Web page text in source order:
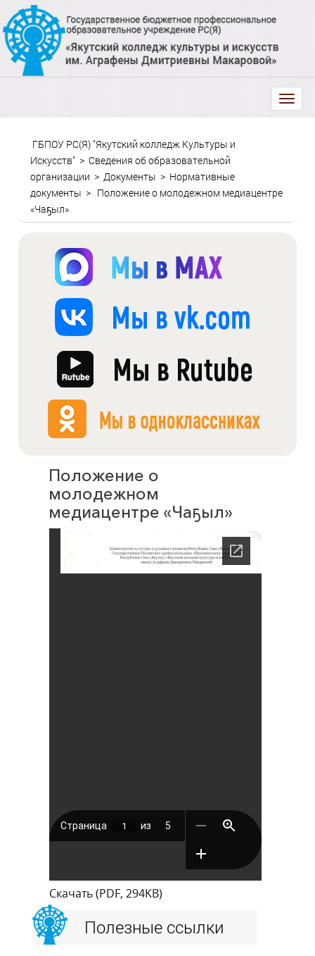
trk
ГБПОУ РС(Я) "Якутский колледж Культуры и
Искусств" > Сведения об образовательной
организации > Документы > Нормативные
документы > Положение о молодежном медиацентре
«Чаҕыл»
Положение о
молодежном
медиацентре «Чаҕыл»
Скачать (PDF, 294KB)
Полезные ссылки